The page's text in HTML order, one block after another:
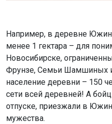
Например, в деревне
менее 1 гектара – для
Новосибирске,
Фрунзе, Семьи Шамшиных
население деревни – 150
сети всей деревней! А
отпуске, приезжали в
мужества.